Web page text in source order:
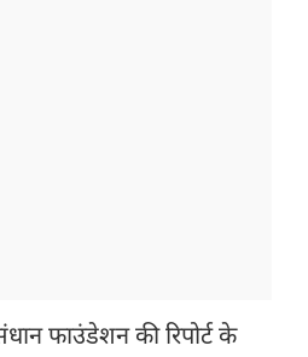
फाउंडेशन की रिपोर्ट के